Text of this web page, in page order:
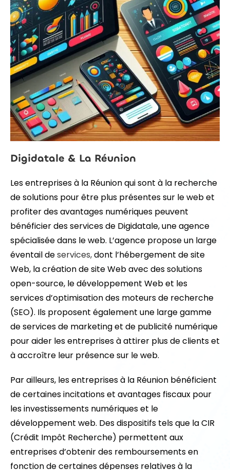
Digidatale & La Réunion
Les entreprises à la Réunion qui sont à la recherche
de solutions pour être plus présentes sur le web et
profiter des avantages numériques peuvent
bénéficier des services de Digidatale, une agence
spécialisée dans le web. L’agence propose un large
éventail deservices,dont l’hébergement de site
Web, la création de site Web avec des solutions
open-source, le développement Web et les
services d’optimisation des moteurs de recherche
(SEO). Ils proposent également une large gamme
de services de marketing et de publicité numérique
pour aider les entreprises à attirer plus de clients et
à accroître leur présence sur le web.
Par ailleurs, les entreprises à la Réunion bénéficient
de certaines incitations et avantages fiscaux pour
les investissements numériques et le
développement web. Des dispositifs tels que la CIR
(Crédit Impôt Recherche) permettent aux
entreprises d’obtenir des remboursements en
fonction de certaines dépenses relatives à la